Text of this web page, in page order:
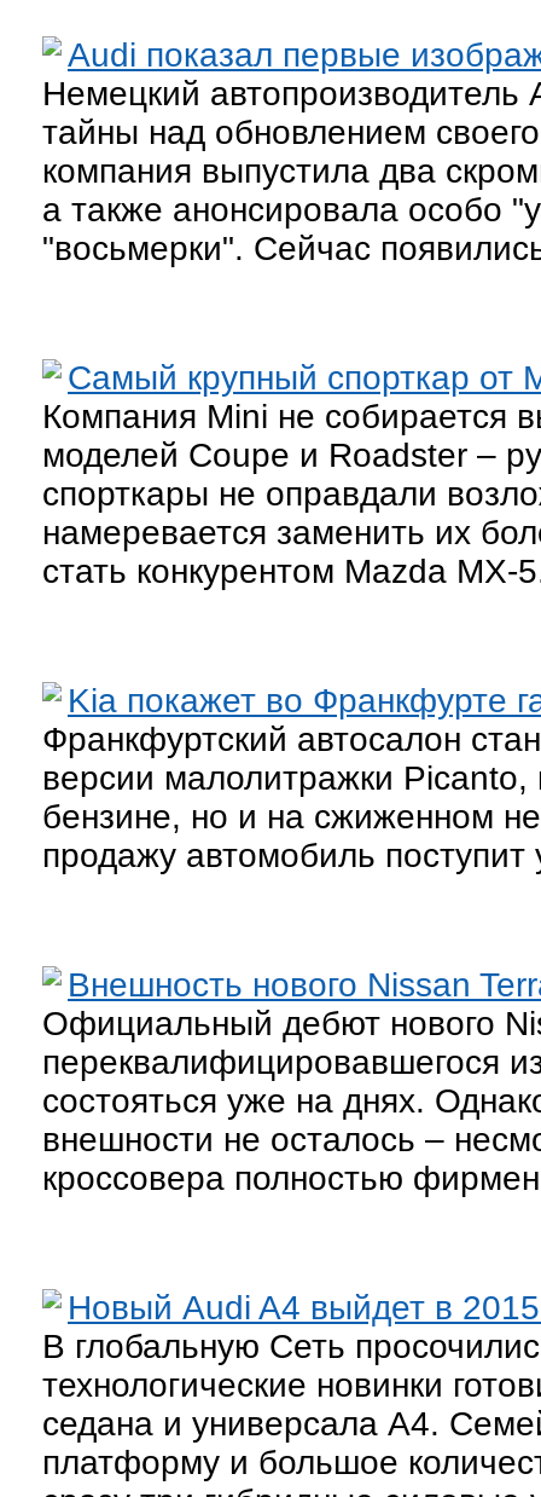
Audi показал первые
Немецкий автопроизводитель
тайны над обновлением
компания выпустила два
а также анонсировала особо
"восьмерки". Сейчас
Самый крупный спорткар от
Компания Mini не собирается
моделей Coupe и Roadster –
спорткары не оправдали
намеревается заменить их
стать конкурентом Mazda MX-
Kia покажет во Франкфурте
Франкфуртский автосалон
версии малолитражки Picanto,
бензине, но и на сжиженном
продажу автомобиль поступит
Внешность нового Nissan
Официальный дебют нового
переквалифицировавшегося
состояться уже на днях.
внешности не осталось –
кроссовера полностью
Новый Audi A4 выйдет в 2015
В глобальную Сеть
технологические новинки
седана и универсала А4.
платформу и большое